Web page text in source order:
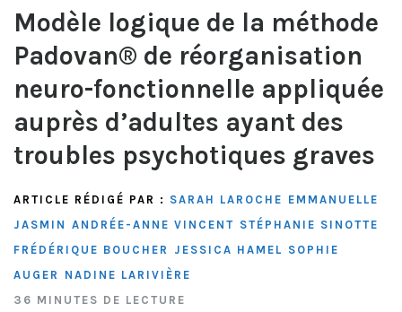
Modèle logique de la méthode
Padovan® de réorganisation
neuro-fonctionnelle appliquée
auprès d’adultes ayant des
troubles psychotiques graves
ARTICLE RÉDIGÉ PAR : SARAH LAROCHE EMMANUELLE
JASMIN ANDRÉE-ANNE VINCENT STÉPHANIE SINOTTE
FRÉDÉRIQUE BOUCHER
JESSICA HAMEL SOPHIE
AUGER
NADINE LARIVIÈRE
36 MINUTES DE LECTURE